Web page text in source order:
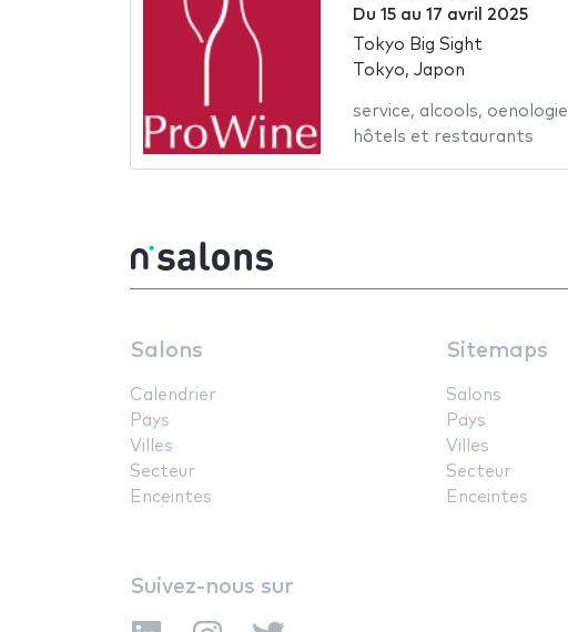
Du 15au 17 avril 2025
Tokyo Big Sight
Tokyo, Japon
service, alcools, oenologie
hôtels et restaurants
Salons
Calendrier
Pays
Villes
Secteur
Enceintes
Sitemaps
Salons
Pays
Villes
Secteur
Enceintes
Suivez-nous sur